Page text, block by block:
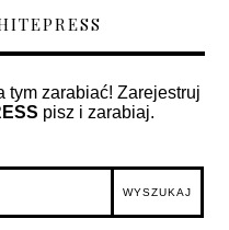
tym zarabiać! Zarejestruj
pisz i zarabiaj.